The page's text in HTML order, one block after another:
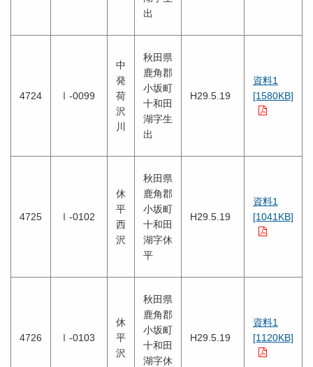
出
4724 Ⅰ-0099
中
発
荷
沢
川
秋田県
鹿角郡
小坂町
十和田
湖字生
出
H29.5.19
資料1
[1580KB]
4725 Ⅰ-0102
休
平
西
沢
秋田県
鹿角郡
小坂町
十和田
湖字休
平
H29.5.19
資料1
[1041KB]
4726 Ⅰ-0103
休
平
沢
秋田県
鹿角郡
小坂町
十和田
湖字休
H29.5.19
資料1
[1120KB]